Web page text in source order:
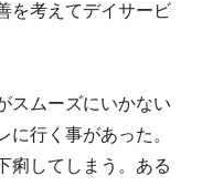
を考えてデイサービ
スムーズにいかない
行く事があった。
痢してしまう。ある